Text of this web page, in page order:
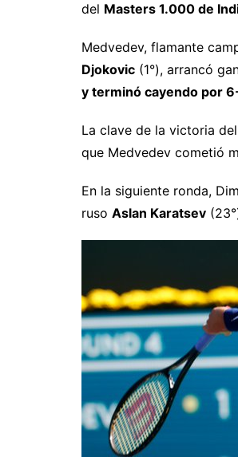
del Masters 1.000 de
Medvedev, flamante
Djokovic (1°), arrancó
y terminó cayendo por
La clave de la victoria
que Medvedev cometió
En la siguiente ronda,
ruso Aslan Karatsev